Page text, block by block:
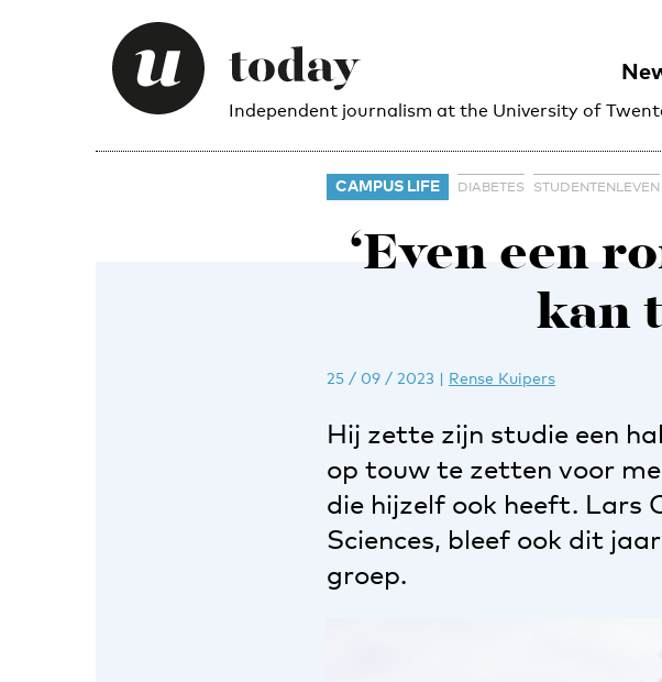
Independent journalism at the University of
CAMPUS LIFE DIABETES STUDENTENLEVEN
‘Even een
kan
25 / 09 / 2023 | Rense Kuipers
Hij zette zijn studie een
op touw te zetten voor
die hijzelf ook heeft. Lars
Sciences, bleef ook dit
groep.